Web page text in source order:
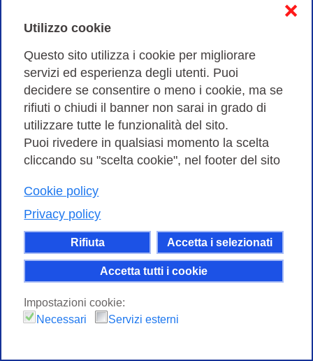
Utilizzo cookie
Questo sito utilizza i cookie per migliorare
servizi ed esperienza degli utenti. Puoi
decidere se consentire o meno i cookie, ma se
rifiuti o chiudi il banner non sarai in grado di
utilizzare tutte le funzionalità del sito.
Puoi rivedere in qualsiasi momento la scelta
cliccando su "scelta cookie", nel footer del sito
Cookie policy
Privacy policy
Rifiuta Accetta i selezionati
Accetta tutti i cookie
❌
Impostazioni cookie:
Necessari
Servizi esterni
gestori della rete nazionale dell’istruzione e della
ricerca, per condividere esperienze e riflessioni
su…
Vai alla scheda
Workshop GARR 2022